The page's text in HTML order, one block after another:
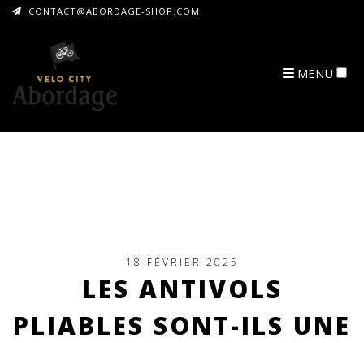
CONTACT@ABORDAGE-SHOP.COM
MENU
ARCHIVES
18 FÉVRIER 2025
LES ANTIVOLS
PLIABLES SONT-ILS UNE